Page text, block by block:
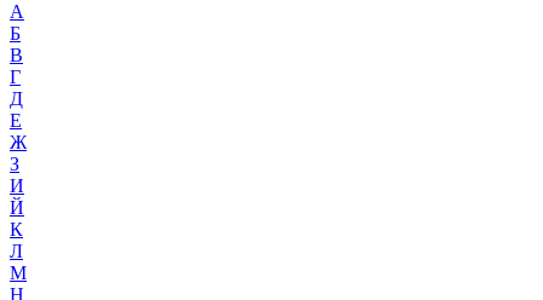
А
Б
В
Г
Д
Е
Ж
З
И
Й
К
Л
М
Н